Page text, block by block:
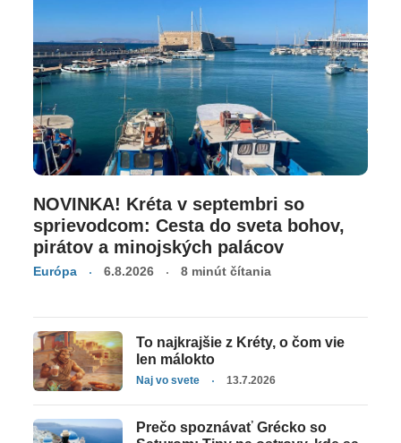
NOVINKA! Kréta v septembri so
sprievodcom: Cesta do sveta bohov,
pirátov a minojských palácov
Európa 6.8.2026 8 minút čítania
To najkrajšie z Kréty, o čom vie
len málokto
Naj vo svete 13.7.2026
Prečo spoznávať Grécko so